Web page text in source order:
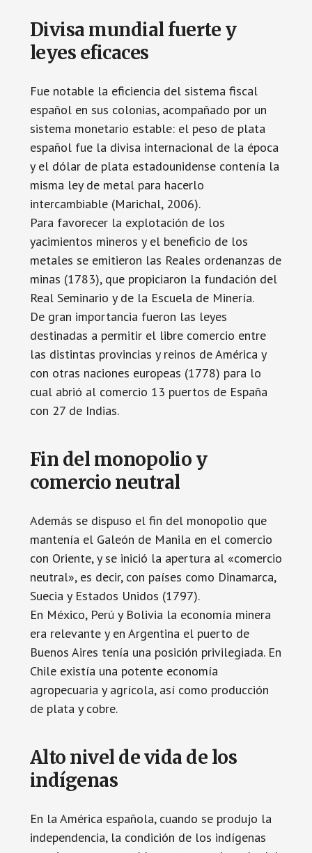
Divisa mundial fuerte y
leyes eficaces
Fue notable la eficiencia del sistema fiscal
español en sus colonias, acompañado por un
sistema monetario estable: el peso de plata
español fue la divisa internacional de la época
y el dólar de plata estadounidense contenía la
misma ley de metal para hacerlo
intercambiable (Marichal, 2006).
Para favorecer la explotación de los
yacimientos mineros y el beneficio de los
metales se emitieron las Reales ordenanzas de
minas (1783), que propiciaron la fundación del
Real Seminario y de la Escuela de Minería.
De gran importancia fueron las leyes
destinadas a permitir el libre comercio entre
las distintas provincias y reinos de América y
con otras naciones europeas (1778) para lo
cual abrió al comercio 13 puertos de España
con 27 de Indias.
Fin del monopolio y
comercio neutral
Además se dispuso el fin del monopolio que
mantenía el Galeón de Manila en el comercio
con Oriente, y se inició la apertura al «comercio
neutral», es decir, con países como Dinamarca,
Suecia y Estados Unidos (1797).
En México, Perú y Bolivia la economía minera
era relevante y en Argentina el puerto de
Buenos Aires tenía una posición privilegiada. En
Chile existía una potente economía
agropecuaria y agrícola, así como producción
de plata y cobre.
Alto nivel de vida de los
indígenas
En la América española, cuando se produjo la
independencia, la condición de los indígenas